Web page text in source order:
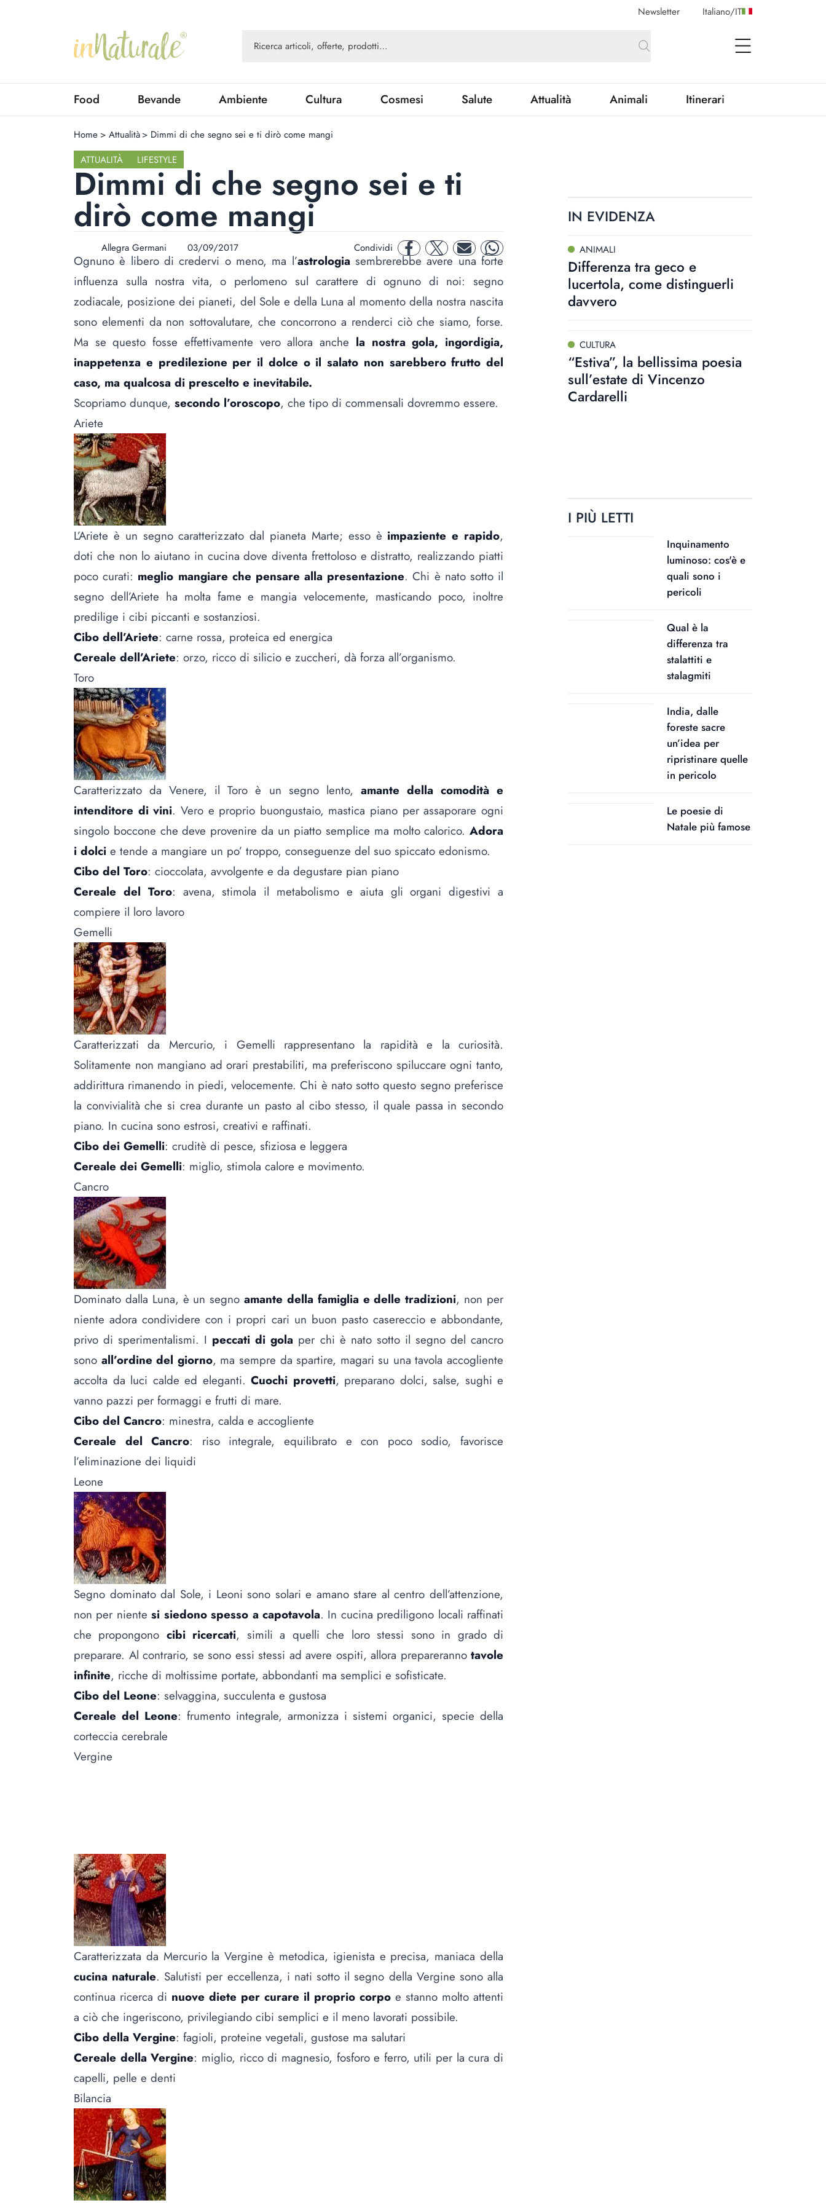
Newsletter Italiano/IT
open Menu
Food Bevande Ambiente Cultura Cosmesi Salute Attualità Animali Itinerari
Home > Attualità > Dimmi di che segno sei e ti dirò come mangi
ATTUALITÀ
LIFESTYLE
Dimmi di che segno sei e ti
dirò come mangi
Allegra Germani 03/09/2017 Condividi facebooktwitter mail whatsapp
Ognuno è libero di credervi o meno, ma l’astrologiasembrerebbe avere una forte
influenza sulla nostra vita, o perlomeno sul carattere di ognuno di noi: segno
zodiacale, posizione dei pianeti, del Sole e della Luna al momento della nostra nascita
sono elementi da non sottovalutare, che concorrono a renderci ciò che siamo, forse.
Ma se questo fosse effettivamente vero allora anche la nostra gola, ingordigia,
inappetenza e predilezione per il dolce o il salato non sarebbero frutto del
caso, ma qualcosa di prescelto e inevitabile.
Scopriamo dunque, secondo l’oroscopo, che tipo di commensali dovremmo essere.
Ariete
L’Ariete è un segno caratterizzato dal pianeta Marte; esso è impaziente e rapido,
doti che non lo aiutano in cucina dove diventa frettoloso e distratto, realizzando piatti
poco curati: meglio mangiare che pensare alla presentazione. Chi è nato sotto il
segno dell’Ariete ha molta fame e mangia velocemente, masticando poco, inoltre
predilige i cibi piccanti e sostanziosi.
Cibo dell’Ariete: carne rossa, proteica ed energica
Cereale dell’Ariete: orzo, ricco di silicio e zuccheri, dà forza all’organismo.
Toro
Caratterizzato da Venere, il Toro è un segno lento, amante della comodità e
intenditore di vini. Vero e proprio buongustaio, mastica piano per assaporare ogni
singolo boccone che deve provenire da un piatto semplice ma molto calorico. Adora
i dolci e tende a mangiare un po’ troppo, conseguenze del suo spiccato edonismo.
Cibo del Toro: cioccolata, avvolgente e da degustare pian piano
Cereale del Toro: avena, stimola il metabolismo e aiuta gli organi digestivi a
compiere il loro lavoro
Gemelli
Caratterizzati da Mercurio, i Gemelli rappresentano la rapidità e la curiosità.
Solitamente non mangiano ad orari prestabiliti, ma preferiscono spiluccare ogni tanto,
addirittura rimanendo in piedi, velocemente. Chi è nato sotto questo segno preferisce
la convivialità che si crea durante un pasto al cibo stesso, il quale passa in secondo
piano. In cucina sono estrosi, creativi e raffinati.
Cibo dei Gemelli: cruditè di pesce, sfiziosa e leggera
Cereale dei Gemelli: miglio, stimola calore e movimento.
Cancro
Dominato dalla Luna, è un segnoamante della famiglia e delle tradizioni, non per
niente adora condividere con i propri cari un buon pasto casereccio e abbondante,
privo di sperimentalismi. I peccati di gola per chi è nato sotto il segno del cancro
sono all’ordine del giorno, ma sempre da spartire, magari su una tavola accogliente
accolta da luci calde ed eleganti. Cuochi provetti, preparano dolci, salse, sughi e
vanno pazzi per formaggi e frutti di mare.
Cibo del Cancro: minestra, calda e accogliente
Cereale del Cancro: riso integrale, equilibrato e con poco sodio, favorisce
l’eliminazione dei liquidi
Leone
Segno dominato dal Sole, i Leoni sono solari e amano stare al centro dell’attenzione,
non per nientesi siedono spesso a capotavola. In cucina prediligono locali raffinati
che propongono cibi ricercati, simili a quelli che loro stessi sono in grado di
preparare. Al contrario, se sono essi stessi ad avere ospiti, allora prepareranno tavole
infinite, ricche di moltissime portate, abbondanti ma semplici e sofisticate.
Cibo del Leone: selvaggina, succulenta e gustosa
Cereale del Leone: frumento integrale, armonizza i sistemi organici, specie della
corteccia cerebrale
Vergine
Caratterizzata da Mercurio la Vergine è metodica, igienista e precisa, maniaca della
cucina naturale. Salutisti per eccellenza, i nati sotto il segno della Vergine sono alla
continua ricerca di nuove diete per curare il proprio corpo e stanno molto attenti
a ciò che ingeriscono, privilegiando cibi semplici e il meno lavorati possibile.
Cibo della Vergine: fagioli, proteine vegetali, gustose ma salutari
Cereale della Vergine: miglio, ricco di magnesio, fosforo e ferro, utili per la cura di
capelli, pelle e denti
Bilancia
IN EVIDENZA
ANIMALI
Differenza tra geco e
lucertola, come distinguerli
davvero
CULTURA
“Estiva”, la bellissima poesia
sull’estate di Vincenzo
Cardarelli
I PIÙ LETTI
Inquinamento
luminoso: cos'è e
quali sono i
pericoli
Qual è la
differenza tra
stalattiti e
stalagmiti
India, dalle
foreste sacre
un’idea per
ripristinare quelle
in pericolo
Le poesie di
Natale più famose